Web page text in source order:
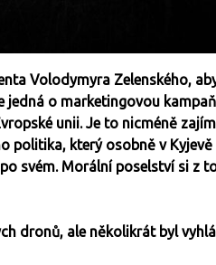
Volodymyra Zelenského,
jedná o marketingovou
unii. Je to nicméně
politika, který osobně v
svém. Morální poselství si z
dronů, ale několikrát byl